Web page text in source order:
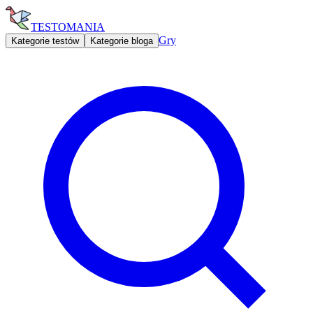
TESTOMANIA
Kategorie testów Kategorie bloga Gry